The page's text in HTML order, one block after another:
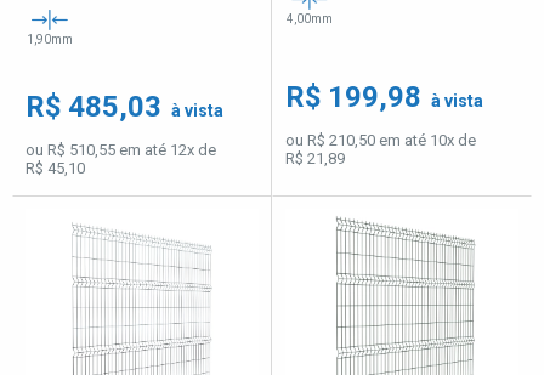
1,90mm
R$ 485,03 à vista
ou R$ 510,55 em até 12x de
R$ 45,10
4,00mm
R$ 199,98 à vista
ou R$ 210,50 em até 10x de
R$ 21,89